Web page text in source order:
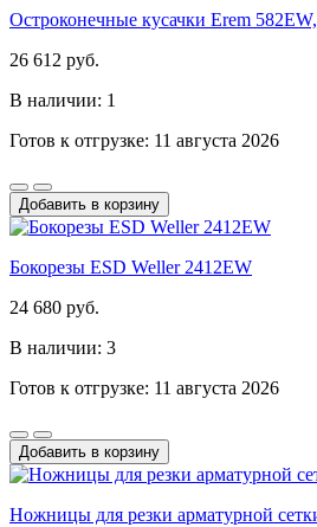
Остроконечные кусачки Erem 582EW,
26 612 руб.
В наличии: 1
Готов к отгрузке: 11 августа 2026
Добавить в корзину
Бокорезы ESD Weller 2412EW
24 680 руб.
В наличии: 3
Готов к отгрузке: 11 августа 2026
Добавить в корзину
Ножницы для резки арматурной